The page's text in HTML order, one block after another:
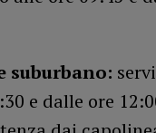
suburbano:
e dalle ore